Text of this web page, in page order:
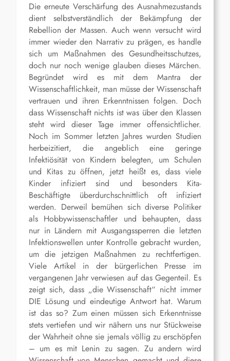
Die erneute Verschärfung des Ausnahmezustands
dient selbstverständlich der Bekämpfung der
Rebellion der Massen. Auch wenn versucht wird
immer wieder den Narrativ zu prägen, es handle
sich um Maßnahmen des Gesundheitsschutzes,
doch nur noch wenige glauben dieses Märchen.
Begründet wird es mit dem Mantra der
Wissenschaftlichkeit, man müsse der Wissenschaft
vertrauen und ihren Erkenntnissen folgen. Doch
dass Wissenschaft nichts ist was über den Klassen
steht wird dieser Tage immer offensichtlicher.
Noch im Sommer letzten Jahres wurden Studien
herbeizitiert, die angeblich eine geringe
Infektiösität von Kindern belegten, um Schulen
und Kitas zu öffnen, jetzt heißt es, dass viele
Kinder infiziert sind und besonders Kita-
Beschäftigte überdurchschnittlich oft infiziert
werden. Derweil bemühen sich diverse Politiker
als Hobbywissenschaftler und behaupten, dass
nur in Ländern mit Ausgangssperren die letzten
Infektionswellen unter Kontrolle gebracht wurden,
um die jetzigen Maßnahmen zu rechtfertigen.
Viele Artikel in der bürgerlichen Presse im
vergangenen Jahr verwiesen auf das Gegenteil. Es
zeigt sich, dass „die Wissenschaft“ nicht immer
DIE Lösung und eindeutige Antwort hat. Warum
ist das so? Zum einen müssen sich Erkenntnisse
stets vertiefen und wir nähern uns nur Stückweise
der Wahrheit ohne sie jemals völlig zu erschöpfen
– um es mit Lenin zu sagen. Zu andern wird